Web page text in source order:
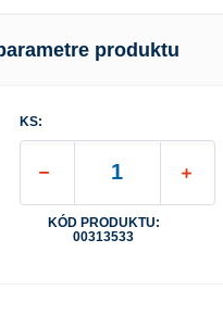
produktu
KS:
KÓD PRODUKTU:
00313533